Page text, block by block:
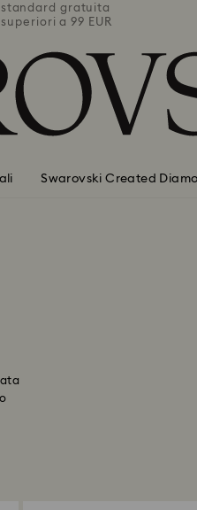
standard gratuita
a 99 EUR
Swarovski Created